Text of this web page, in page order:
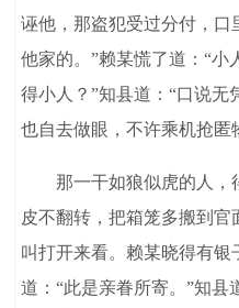
诬他，那盗犯受过分付，口
他家的。”赖某慌了道：“小
得小人？”知县道：“口说
也自去做眼，不许乘机抢匿
那一干如狼似虎的人，
皮不翻转，把箱笼多搬到
叫打开来看。赖某晓得有
道：“此是亲眷所寄。”知县